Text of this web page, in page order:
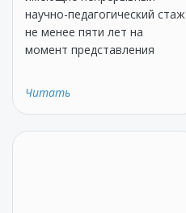
научно-педагогический стаж
не менее пяти лет на
момент представления
Читать